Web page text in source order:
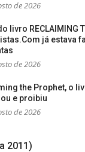
de 2026
livro RECLAIMING
já estava
de 2026
the Prophet, o
e proibiu
de 2026
2011)